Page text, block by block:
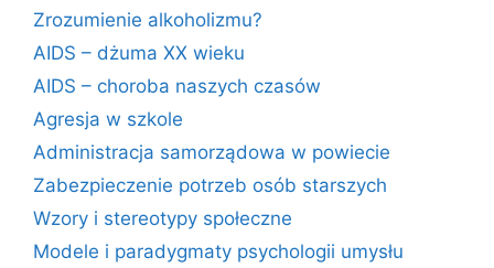
Zrozumienie alkoholizmu?
AIDS – dżuma XX wieku
AIDS – choroba naszych czasów
Agresja w szkole
Administracja samorządowa w powiecie
Zabezpieczenie potrzeb osób starszych
Wzory i stereotypy społeczne
Modele i paradygmaty psychologii umysłu